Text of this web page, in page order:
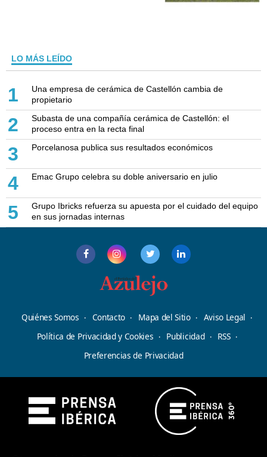
LO MÁS LEÍDO
1
Una empresa de cerámica de Castellón cambia de
propietario
2
Subasta de una compañía cerámica de Castellón: el
proceso entra en la recta final
3 Porcelanosa publica sus resultados económicos
4 Emac Grupo celebra su doble aniversario en julio
5
Grupo Ibricks refuerza su apuesta por el cuidado del equipo
en sus jornadas internas
Quiénes Somos Contacto Mapa del Sitio
Aviso Legal
Política de Privacidad y Cookies
Publicidad
RSS
Preferencias de Privacidad